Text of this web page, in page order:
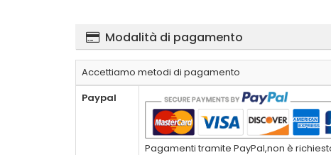
Modalità di pagamento
Accettiamo metodi di pagamento
Paypal
Pagamenti tramite PayPal,non è